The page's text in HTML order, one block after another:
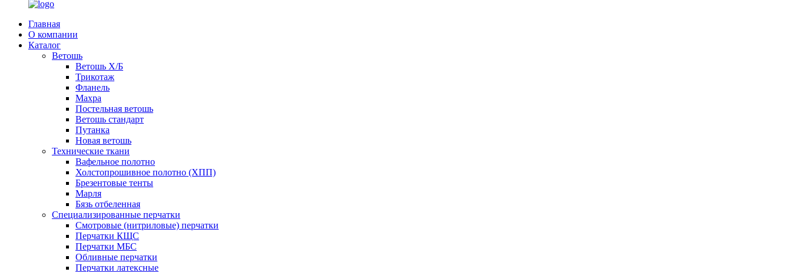
Главная
О компании
Каталог
Ветошь
Ветошь Х/Б
Трикотаж
Фланель
Махра
Постельная ветошь
Ветошь стандарт
Путанка
Новая ветошь
Технические ткани
Вафельное полотно
Холстопрошивное полотно (ХПП)
Брезентовые тенты
Марля
Бязь отбеленная
Специализированные перчатки
Смотровые (нитриловые) перчатки
Перчатки КЩС
Перчатки МБС
Обливные перчатки
Перчатки латексные